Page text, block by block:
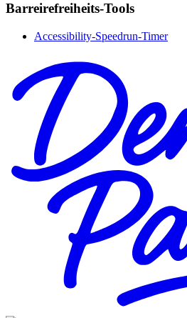
Barreirefreiheits-Tools
Accessibility-Speedrun-Timer